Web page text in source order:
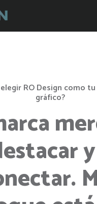
RO Design como
gráfico?
y